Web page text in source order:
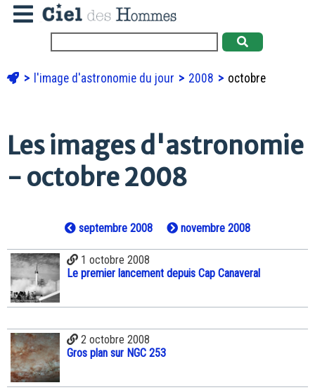
l'image d'astronomie du jour 2008 octobre
Les images d'astronomie
- octobre 2008
septembre 2008 novembre 2008
1 octobre 2008
Le premier lancement depuis Cap Canaveral
2 octobre 2008
Gros plan sur NGC 253